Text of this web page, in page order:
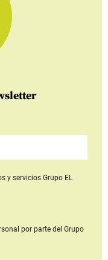
y serviciosGrupo EL
por parte del Grupo